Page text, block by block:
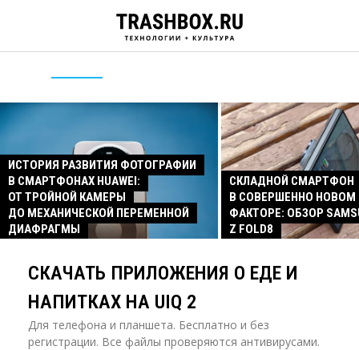
ИСТОРИЯ РАЗВИТИЯ ФОТОГРАФИИ
В СМАРТФОНАХ HUAWEI:
ОТ ТРОЙНОЙ КАМЕРЫ
ДО МЕХАНИЧЕСКОЙ ПЕРЕМЕННОЙ
ДИАФРАГМЫ
СКЛАДНОЙ СМАРТФОН
В СОВЕРШЕННО
ФАКТОРЕ: ОБЗОР
Z FOLD8
СКАЧАТЬ ПРИЛОЖЕНИЯ О ЕДЕ И
НАПИТКАХ НА UIQ 2
Для телефона и планшета. Бесплатно и без
регистрации. Все файлы проверяются антивирусами.